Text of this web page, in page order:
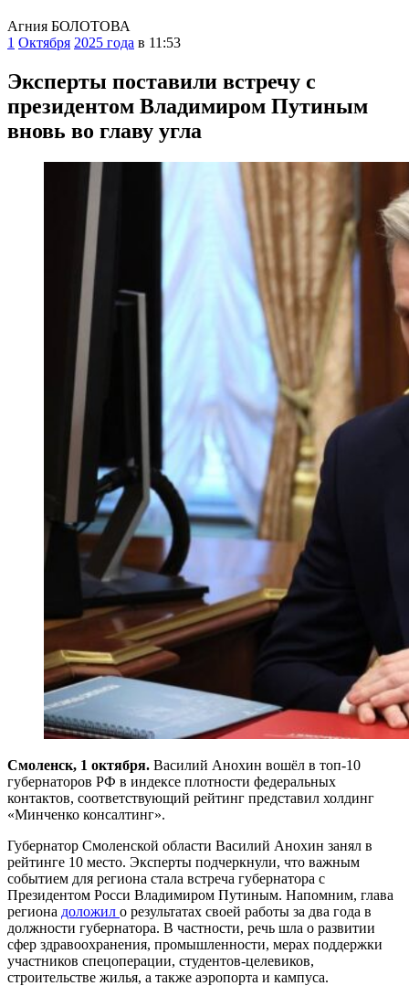
Агния БОЛОТОВА
1 Октября 2025 года в 11:53
Эксперты поставили встречу с
президентом Владимиром Путиным
вновь во главу угла
Смоленск, 1 октября. Василий Анохин вошёл в топ-10
губернаторов РФ в индексе плотности федеральных
контактов, соответствующий рейтинг представил холдинг
«Минченко консалтинг».
Губернатор Смоленской области Василий Анохин занял в
рейтинге 10 место. Эксперты подчеркнули, что важным
событием для региона стала встреча губернатора с
Президентом Росси Владимиром Путиным. Напомним, глава
региона доложил о результатах своей работы за два года в
должности губернатора. В частности, речь шла о развитии
сфер здравоохранения, промышленности, мерах поддержки
участников спецоперации, студентов-целевиков,
строительстве жилья, а также аэропорта и кампуса.